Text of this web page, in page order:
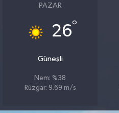
PAZAR
26°
Güneşli
Nem: %38
Rüzgar: 9.69 m/s